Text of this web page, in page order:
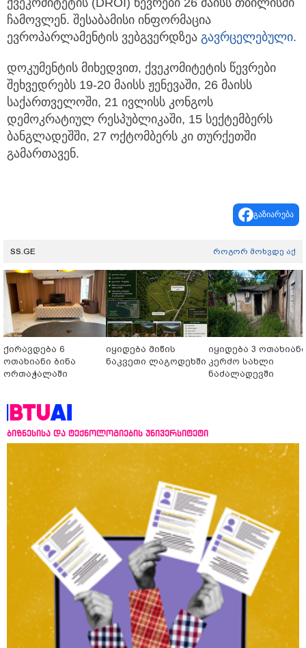
ჩამოვლენ. შესაბამისი ინფორმაცია
ევროპარლამენტის ვებგვერდზეა გავრცელებული.
დოკუმენტის მიხედვით, ქვეკომიტეტის წევრები
შეხვედრებს 19-20 მაისს ჟენევაში, 26 მაისს
საქართველოში, 21 ივლისს კონგოს
დემოკრატიულ რესპუბლიკაში, 15 სექტემბერს
ბანგლადეშში, 27 ოქტომბერს კი თურქეთში
გამართავენ.
გაზიარება
SS.GE როგორ მოხვდე აქ
ქირავდება 6
ოთახიანი ბინა
ორთაჭალაში
იყიდება მიწის
ნაკვეთი ლაგოდეხში
იყიდება 3 ოთახიანი
კერძო სახლი
ნაძალადევში
ბიზნესისა და ტექნოლოგიების უნივერსიტეტი